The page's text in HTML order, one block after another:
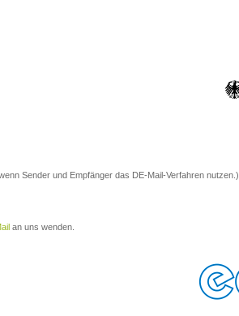
Sender und Empfänger das DE-Mail-Verfahren nutzen.)
an uns wenden.